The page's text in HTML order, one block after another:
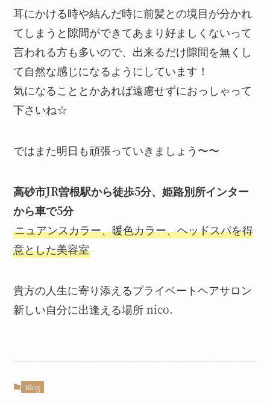
耳にかける時や結んだ時に前髪との境目が分かれ
てしまうと隙間ができてあまり好ましくないって
言われる方も多いので、出来るだけ隙間を無くし
て自然な感じになるようにしています！
気になることとかあれば遠慮せずにおっしゃって
下さいね☆
ではまた明日も頑張っていきましょう〜〜
高砂市JR曽根駅から徒歩5分、姫路別所インター
から車で5分
ニュアンスカラー、暖色カラー、ヘッドスパを得
意とした美容室
貴方の人生に寄り添えるプライベートヘアサロン
新しい自分に出逢える場所 nico.
Blog